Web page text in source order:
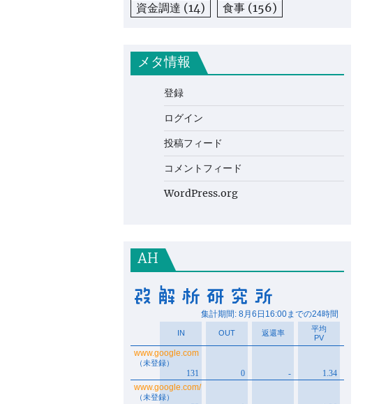
資金調達 (14) 食事 (156)
メタ情報
登録
ログイン
投稿フィード
コメントフィード
WordPress.org
AH